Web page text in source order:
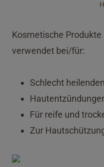
Kosmetische
verwendet bei/für:
Schlecht
Für reife und
Zur